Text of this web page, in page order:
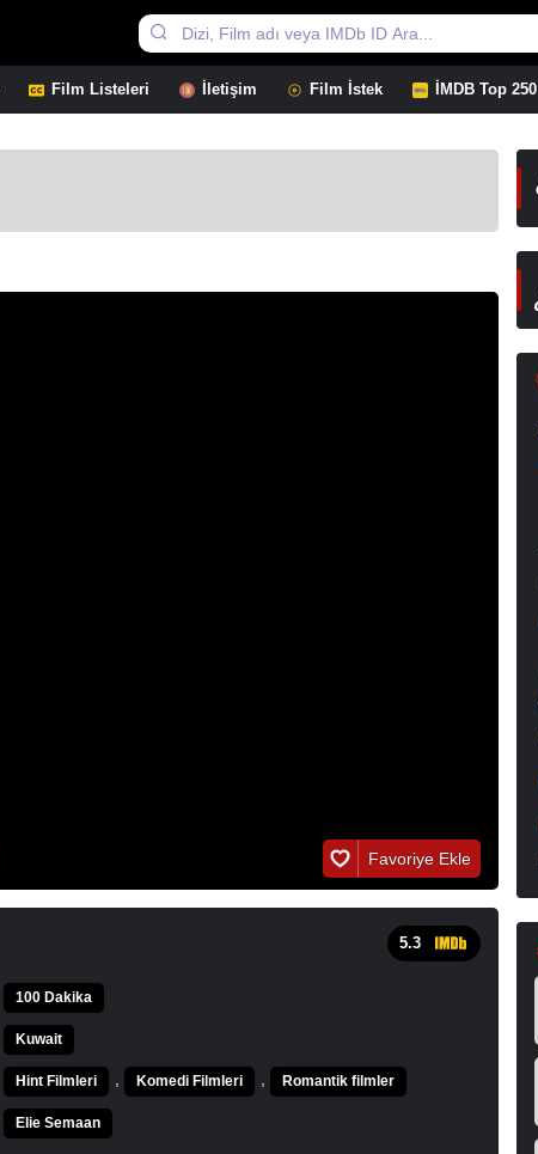
Film Listeleri İletişim Film İstek İMDB Top 250
Favoriye Ekle
5.3
100 Dakika
Kuwait
Hint Filmleri Komedi Filmleri Romantik filmler
Elie Semaan